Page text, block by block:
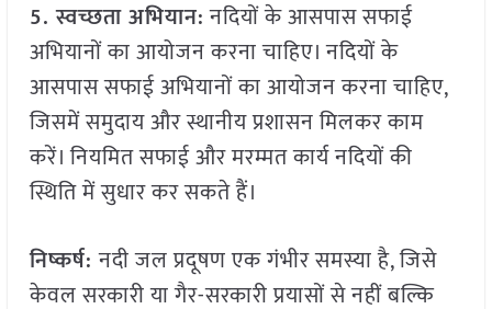
5. स्वच्छता अभियान:नदियों के आसपास सफाई
अभियानों का आयोजन करना चाहिए। नदियों के
आसपास सफाई अभियानों का आयोजन करना चाहिए,
जिसमें समुदाय और स्थानीय प्रशासन मिलकर काम
करें। नियमित सफाई और मरम्मत कार्य नदियों की
स्थिति में सुधार कर सकते हैं।
निष्कर्ष:नदी जल प्रदूषण एक गंभीर समस्या है, जिसे
केवल सरकारी या गैर-सरकारी प्रयासों से नहीं बल्कि